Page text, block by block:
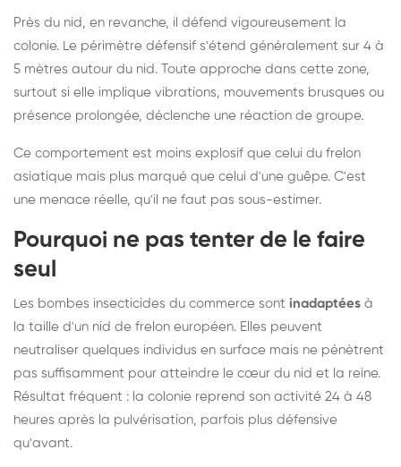
Près du nid, en revanche, il défend vigoureusement la
colonie. Le périmètre défensif s'étend généralement sur 4 à
5 mètres autour du nid. Toute approche dans cette zone,
surtout si elle implique vibrations, mouvements brusques ou
présence prolongée, déclenche une réaction de groupe.
Ce comportement est moins explosif que celui du frelon
asiatique mais plus marqué que celui d'une guêpe. C'est
une menace réelle, qu'il ne faut pas sous-estimer.
Pourquoi ne pas tenter de le faire
seul
Les bombes insecticides du commerce sont inadaptées à
la taille d'un nid de frelon européen. Elles peuvent
neutraliser quelques individus en surface mais ne pénètrent
pas suffisamment pour atteindre le cœur du nid et la reine.
Résultat fréquent : la colonie reprend son activité 24 à 48
heures après la pulvérisation, parfois plus défensive
qu'avant.